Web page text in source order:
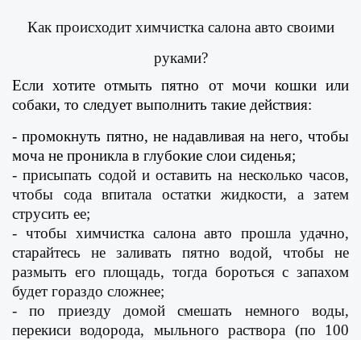
Как происходит химчистка салона авто своими
руками?
Если хотите отмыть пятно от мочи кошки или
собаки, то следует выполнить такие действия:
- промокнуть пятно, не надавливая на него, чтобы
моча не проникла в глубокие слои сиденья;
- присыпать содой и оставить на несколько часов,
чтобы сода впитала остатки жидкости, а затем
струсить ее;
- чтобы химчистка салона авто прошла удачно,
старайтесь не заливать пятно водой, чтобы не
размыть его площадь, тогда бороться с запахом
будет гораздо сложнее;
- по приезду домой смешать немного воды,
перекиси водорода, мыльного раствора (по 100